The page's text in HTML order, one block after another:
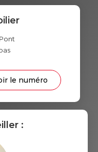
le numéro
: